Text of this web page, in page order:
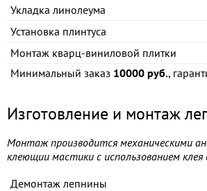
Укладка линолеума
Установка плинтуса
Монтаж кварц-виниловой плитки
Минимальный заказ 10000 руб.,
Изготовление и монтаж
Монтаж производится механическими
клеющии мастики с использованием клея
Демонтаж лепнины